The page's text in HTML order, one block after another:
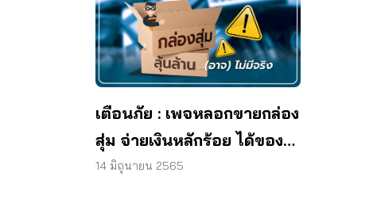
เตือนภัย : เพจหลอกขายกล่อง
สุ่ม จ่ายเงินหลักร้อย ได้ของ
หลักล้าน (อาจ) ไม่มีจริง
14 มิถุนายน 2565